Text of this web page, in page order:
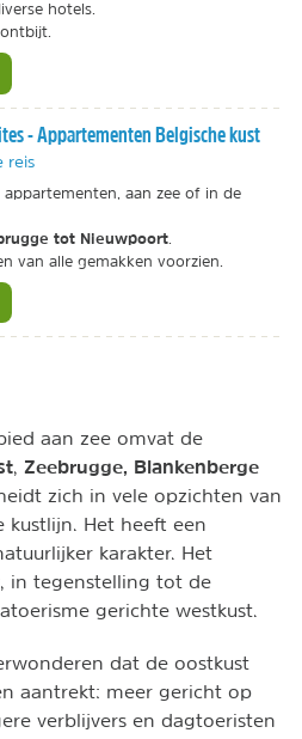
hotels.
- Appartementen Belgische kust
reis
appartementen, aan zee of in de
tot Nieuwpoort
van alle gemakken voorzien.
aan zee omvat de
Zeebrugge, Blankenberge
zich in vele opzichten van
kustlijn. Het heeft een
karakter. Het
in tegenstelling tot de
gerichte westkust.
dat de oostkust
aantrekt: meer gericht op
verblijvers en dagtoeristen